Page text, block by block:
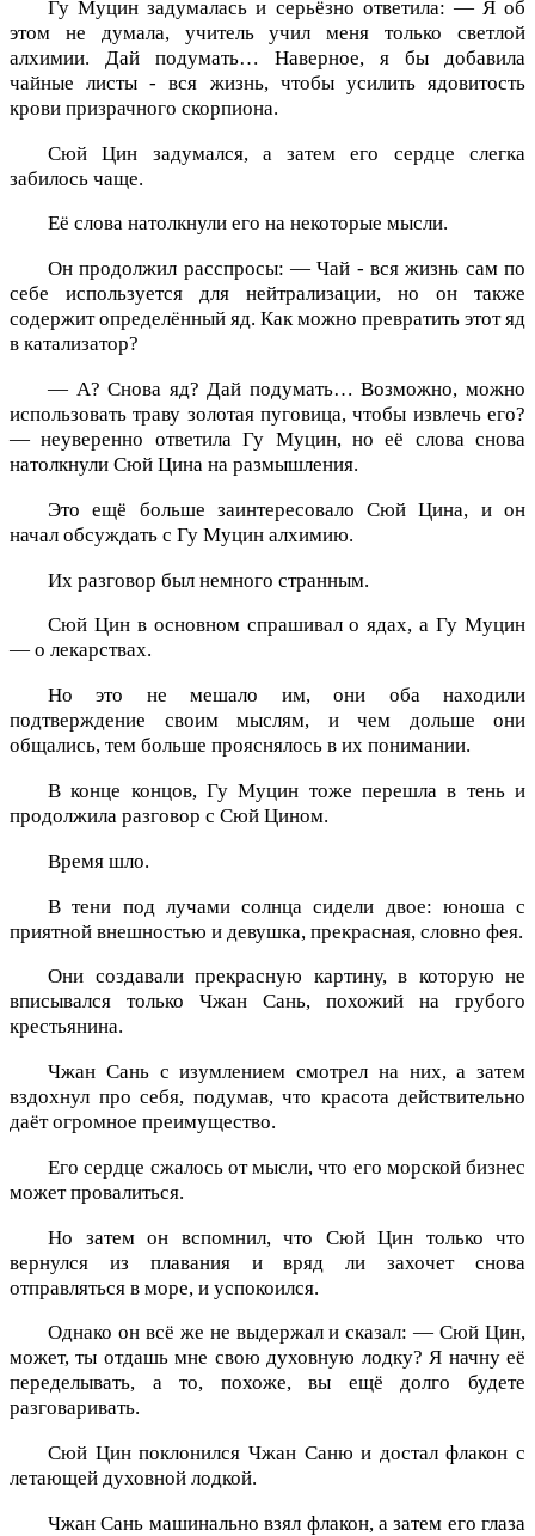
Гу Муцин задумалась и серьёзно ответила: — Я об
этом не думала, учитель учил меня только светлой
алхимии. Дай подумать… Наверное, я бы добавила
чайные листы - вся жизнь, чтобы усилить ядовитость
крови призрачного скорпиона.
Сюй Цин задумался, а затем его сердце слегка
забилось чаще.
Её слова натолкнули его на некоторые мысли.
Он продолжил расспросы: — Чай - вся жизнь сам по
себе используется для нейтрализации, но он также
содержит определённый яд. Как можно превратить этот яд
в катализатор?
— А? Снова яд? Дай подумать… Возможно, можно
использовать траву золотая пуговица, чтобы извлечь его?
— неуверенно ответила Гу Муцин, но её слова снова
натолкнули Сюй Цина на размышления.
Это ещё больше заинтересовало Сюй Цина, и он
начал обсуждать с Гу Муцин алхимию.
Их разговор был немного странным.
Сюй Цин в основном спрашивал о ядах, а Гу Муцин
— о лекарствах.
Но это не мешало им, они оба находили
подтверждение своим мыслям, и чем дольше они
общались, тем больше прояснялось в их понимании.
В конце концов, Гу Муцин тоже перешла в тень и
продолжила разговор с Сюй Цином.
Время шло.
В тени под лучами солнца сидели двое: юноша с
приятной внешностью и девушка, прекрасная, словно фея.
Они создавали прекрасную картину, в которую не
вписывался только Чжан Сань, похожий на грубого
крестьянина.
Чжан Сань с изумлением смотрел на них, а затем
вздохнул про себя, подумав, что красота действительно
даёт огромное преимущество.
Его сердце сжалось от мысли, что его морской бизнес
может провалиться.
Но затем он вспомнил, что Сюй Цин только что
вернулся из плавания и вряд ли захочет снова
отправляться в море, и успокоился.
Однако он всё же не выдержал и сказал: — Сюй Цин,
может, ты отдашь мне свою духовную лодку? Я начну её
переделывать, а то, похоже, вы ещё долго будете
разговаривать.
Сюй Цин поклонился Чжан Саню и достал флакон с
летающей духовной лодкой.
Чжан Сань машинально взял флакон, а затем его глаза